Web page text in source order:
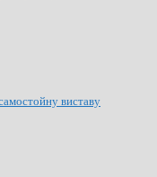
виставу